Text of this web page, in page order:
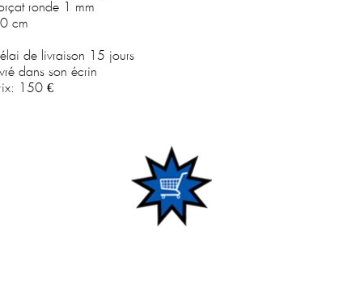
ronde 1 mm
cm
de livraison 15 jours
dans son écrin
150 €